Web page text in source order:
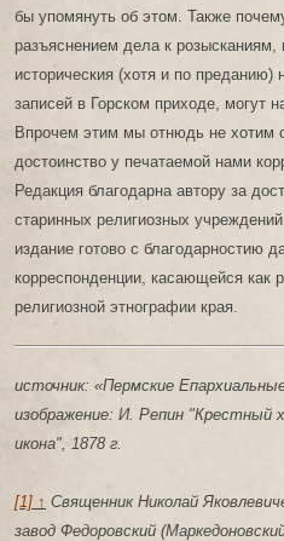
бы упомянуть об этом. Также
разъяснением дела к розысканиям,
историческия (хотя и по
записей в Горском приходе, могут
Впрочем этим мы отнюдь не хотим
достоинство у печатаемой нами
Редакция благодарна автору за
старинных религиозных
издание готово с благодарностию
корреспонденции, касающейся как
религиозной этнографии края.
источник: «Пермские
изображение: И. Репин "Крестный
икона", 1878 г.
[1] ↑ Священник Николай
завод Федоровский